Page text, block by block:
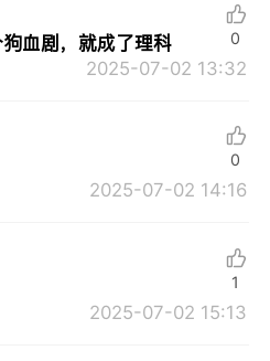
血剧，就成了理科
2025-07-02 13:32
0
2025-07-02 14:16
0
2025-07-02 15:13
1